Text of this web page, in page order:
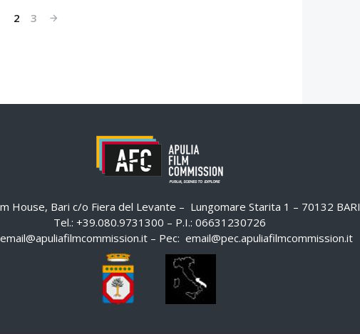
2 3
House, Bari c/o Fiera del Levante – Lungomare Starita 1 – 70132 BARI
Tel.: +39.080.9731300 – P.I.: 06631230726
email@apuliafilmcommission.it – Pec: email@pec.apuliafilmcommission.it